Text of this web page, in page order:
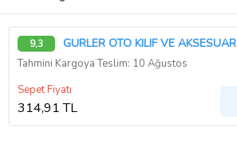
9,3 GÜRLER OTO KILIF VE AKSESUAR
Tahmini Kargoya Teslim: 10 Ağustos
Sepet Fiyatı
314,91 TL